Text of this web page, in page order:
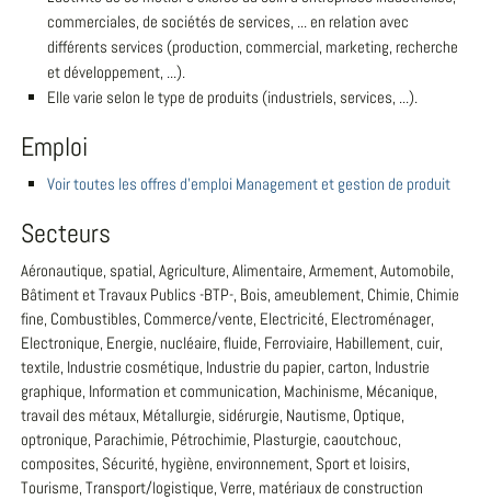
commerciales, de sociétés de services, ... en relation avec
différents services (production, commercial, marketing, recherche
et développement, ...).
Elle varie selon le type de produits (industriels, services, ...).
Emploi
Voir toutes les offres d'emploi Management et gestion de produit
Secteurs
Aéronautique, spatial, Agriculture, Alimentaire, Armement, Automobile,
Bâtiment et Travaux Publics -BTP-, Bois, ameublement, Chimie, Chimie
fine, Combustibles, Commerce/vente, Electricité, Electroménager,
Electronique, Energie, nucléaire, fluide, Ferroviaire, Habillement, cuir,
textile, Industrie cosmétique, Industrie du papier, carton, Industrie
graphique, Information et communication, Machinisme, Mécanique,
travail des métaux, Métallurgie, sidérurgie, Nautisme, Optique,
optronique, Parachimie, Pétrochimie, Plasturgie, caoutchouc,
composites, Sécurité, hygiène, environnement, Sport et loisirs,
Tourisme, Transport/logistique, Verre, matériaux de construction